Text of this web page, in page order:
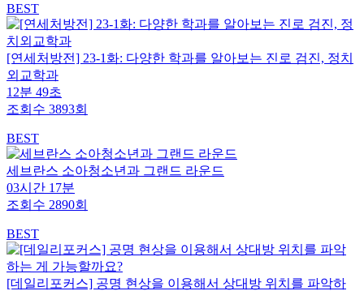
BEST
[연세처방전] 23-1화: 다양한 학과를 알아보는 진로 검진, 정치
외교학과
12분 49초
조회수 3893회
BEST
세브란스 소아청소년과 그랜드 라운드
03시간 17분
조회수 2890회
BEST
[데일리포커스] 공명 현상을 이용해서 상대방 위치를 파악하